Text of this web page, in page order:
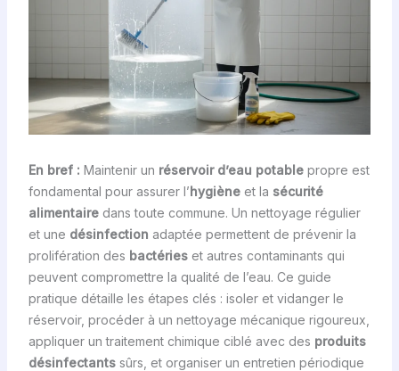
En bref : Maintenir un réservoir d’eau potablepropre est
fondamental pour assurer l’hygièneet la sécurité
alimentairedans toute commune. Un nettoyage régulier
et une désinfection adaptée permettent de prévenir la
prolifération des bactérieset autres contaminants qui
peuvent compromettre la qualité de l’eau. Ce guide
pratique détaille les étapes clés : isoler et vidanger le
réservoir, procéder à un nettoyage mécanique rigoureux,
appliquer un traitement chimique ciblé avec des produits
désinfectantssûrs, et organiser un entretien périodique